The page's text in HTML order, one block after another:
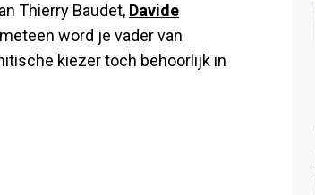
Thierry Baudet, Davide
word je vader van
kiezer toch behoorlijk in